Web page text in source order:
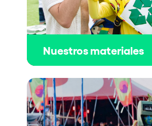
Nuestros materiales